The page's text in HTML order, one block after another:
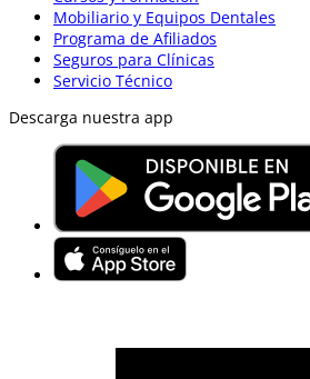
Mobiliario y Equipos Dentales
Programa de Afiliados
Seguros para Clínicas
Servicio Técnico
Descarga nuestra app